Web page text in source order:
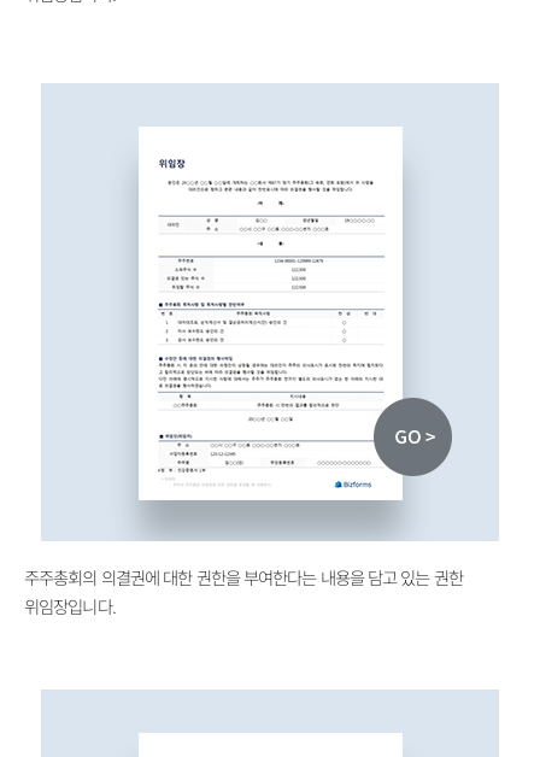
주주총회의 의결권에 대한 권한을 부여한다는 내용을 담고 있는 권한
위임장입니다.